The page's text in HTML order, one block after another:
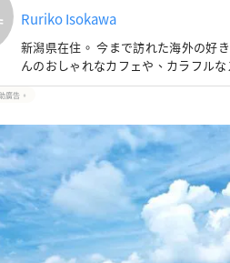
Ruriko Isokawa
新潟県在住。 今まで訪れた海外の好
んのおしゃれなカフェや、カラフル
廣告。